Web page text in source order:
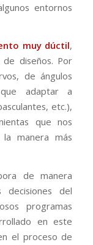
entornos
muy dúctil,
diseños. Por
de ángulos
adaptar a
etc.),
que nos
manera más
de manera
decisiones del
programas
en este
el proceso de